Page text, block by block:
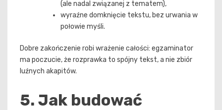
(ale nadal związanej z tematem),
wyraźne domknięcie tekstu, bez urwania w
połowie myśli.
Dobre zakończenie robi wrażenie całości: egzaminator
ma poczucie, że rozprawka to spójny tekst, a nie zbiór
luźnych akapitów.
5. Jak budować